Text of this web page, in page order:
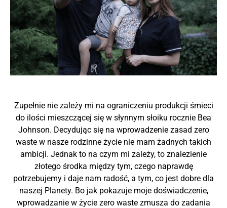
Zupełnie nie zależy mi na ograniczeniu produkcji śmieci
do ilości mieszczącej się w słynnym słoiku rocznie Bea
Johnson. Decydując się na wprowadzenie zasad zero
waste w nasze rodzinne życie nie mam żadnych takich
ambicji. Jednak to na czym mi zależy, to znalezienie
złotego środka między tym, czego naprawdę
potrzebujemy i daje nam radość, a tym, co jest dobre dla
naszej Planety. Bo jak pokazuje moje doświadczenie,
wprowadzanie w życie zero waste zmusza do zadania